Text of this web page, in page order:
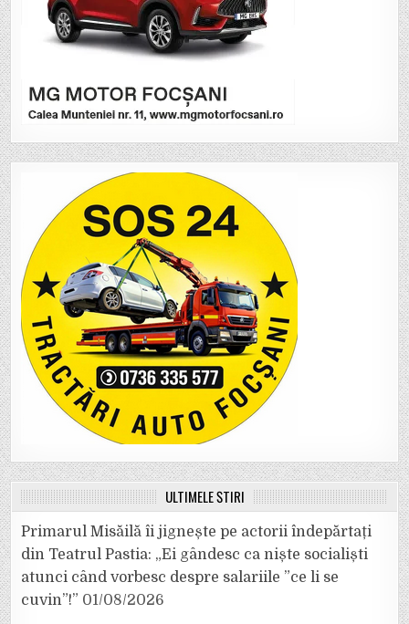
ULTIMELE ȘTIRI
Primarul Misăilă îi jignește pe actorii îndepărtați
din Teatrul Pastia: „Ei gândesc ca niște socialiști
atunci când vorbesc despre salariile ”ce li se
cuvin”!” 01/08/2026